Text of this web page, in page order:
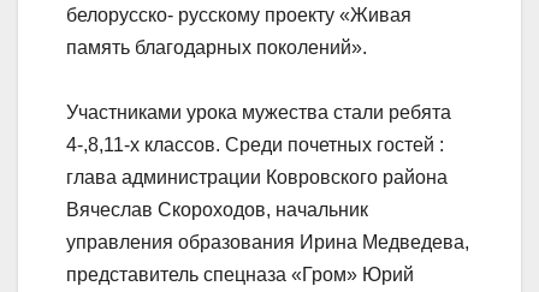
белорусско- русскому проекту «Живая
память благодарных поколений».
Участниками урока мужества стали ребята
4-,8,11-х классов. Среди почетных гостей :
глава администрации Ковровского района
Вячеслав Скороходов, начальник
управления образования Ирина Медведева,
представитель спецназа «Гром» Юрий